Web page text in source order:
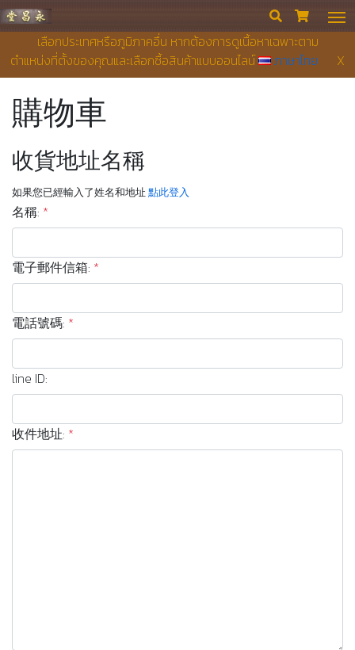
เลือกประเทศหรือภูมิภาคอื่น หากต้องการดูเนื้อหาเฉพาะตาม
ตำแหน่งที่ตั้งของคุณและเลือกซื้อสินค้าแบบออนไลน์
ภาษาไทย X
永昌堂藥店  
購物車
收貨地址名稱
如果您已經輸入了姓名和地址點此登入
名稱: *
電子郵件信箱: *
電話號碼: *
line ID:
收件地址: *